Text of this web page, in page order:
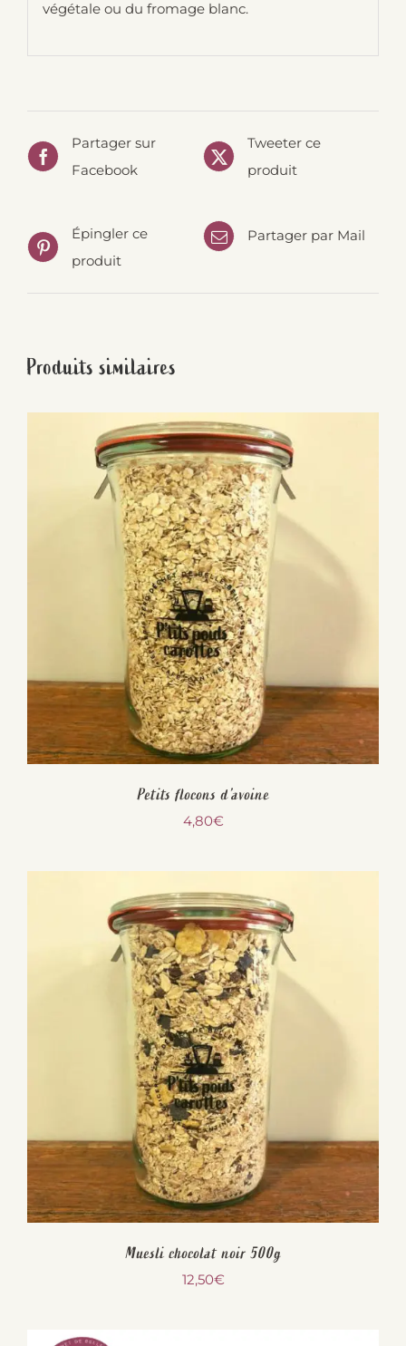
végétale ou du fromage blanc.
Partager sur
Facebook
Tweeter ce
produit
Épingler ce
produit
Partager par Mail
Produits similaires
Petits flocons d’avoine
4,80€
Muesli chocolat noir 500g
12,50€